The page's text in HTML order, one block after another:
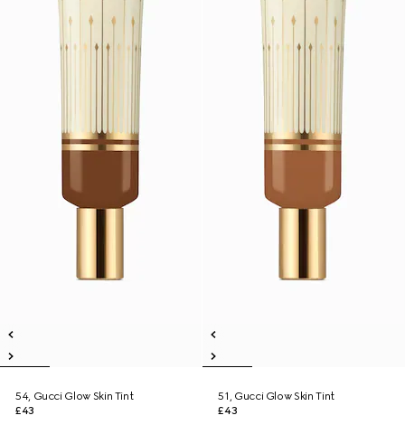
54, Gucci Glow Skin Tint
£43
51, Gucci Glow Skin Tint
£43